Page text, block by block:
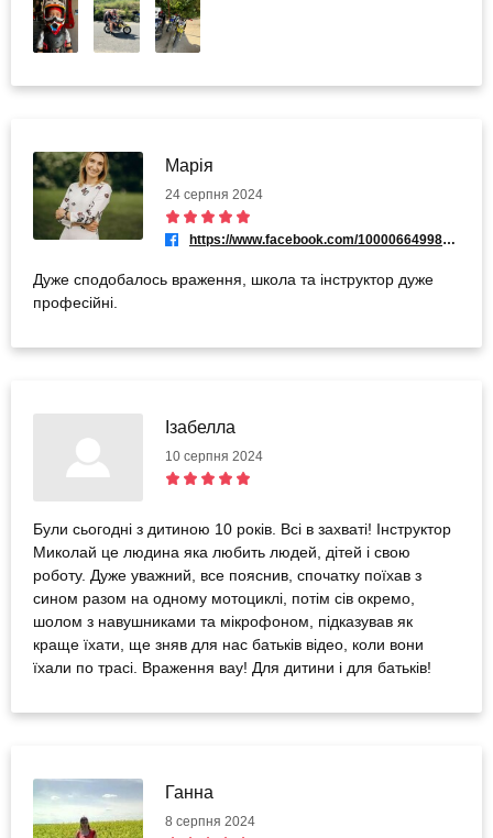
Марія
24 серпня 2024
https://www.facebook.com/100006649987479
Дуже сподобалось враження, школа та інструктор дуже
професійні.
Ізабелла
10 серпня 2024
Були сьогодні з дитиною 10 років. Всі в захваті! Інструктор
Миколай це людина яка любить людей, дітей і свою
роботу. Дуже уважний, все пояснив, спочатку поїхав з
сином разом на одному мотоциклі, потім сів окремо,
шолом з навушниками та мікрофоном, підказував як
краще їхати, ще зняв для нас батьків відео, коли вони
їхали по трасі. Враження вау! Для дитини і для батьків!
Ганна
8 серпня 2024